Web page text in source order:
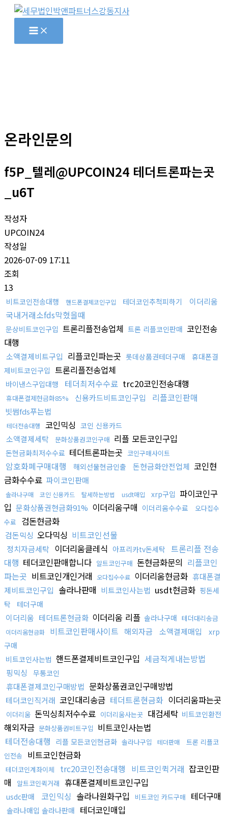
온라인문의
f5P_텔레@UPCOIN24 테더트론파는곳
_u6T
작성자
UPCOIN24
작성일
2026-07-09 17:11
조회
13
비트코인전송대행 핸드폰결제코인구입 테더코인추척피하기 이더리움
국내거래소fds막혔을때
문상비트코인구입 트론리플전송업체 트론 리플코인판매 코인전송
대행
소액결제비트구입 리플코인파는곳 롯데상품권테더구매
휴대폰결
제비트코인구입 트론리플전송업체
바이낸스구입대행 테더최저수수료 trc20코인전송대행
휴대폰결제현금화85% 신용카드비트코인구입 리플코인판매
빗썸fds푸는법
테더전송대행 코인믹싱 코인 신용카드
소액결제세탁 문화상품권코인구매 리플 모든코인구입
돈현금화최저수수료 테더트론파는곳 코인구매사이트
암호화폐구매대행 해외선물현금인출 돈현금화안전업체 코인현
금화수수료 파이코인판매
솔라나구매 코인 신용카드 탈세하는방법 usdt매입 xrp구입 파이코인구
입 문화상품권현금화91% 이더리움구매 이더리움수수료
오다집수
수료
검돈현금화
검돈믹싱 오다믹싱 비트코인선물
정치자금세탁 이더리움클레식 아프리카tv돈세탁
트론리플 전송
대행 테더코인판매합니다 알트코인구매 돈현금화문의 리플코인
파는곳 비트코인개인거래 오다집수수료 이더리움현금화 휴대폰결
제비트코인구입 솔라나판매 비트코인사는법 usdt현금화 핑돈세
탁
테더구매
이더리움 테더트론현금화 이더리움 리플 솔라나구매 테더대리송금
이더리움현금화 비트코인판매사이트 해외자금 소액결제매입
xrp
구매
비트코인사는법 핸드폰결제비트코인구입 세금적게내는방법
핑믹싱 무통코인
휴대폰결제코인구매방법 문화상품권코인구매방법
테더코인직거래 코인대리송금 테더트론현금화 이더리움파는곳
이더리움 돈믹싱최저수수료 이더리움사는곳 대검세탁 비트코인환전
해외자금 문화상품권비트구입 비트코인사는법
테더전송대행 리플 모든코인현금화 솔라나구입 테더판매
트론 리플코
인전송
비트코인현금화
테더코인계좌이체 trc20코인전송대행 비트코인퀵거래 잡코인판
매
알트코인퀵거래 휴대폰결제비트코인구입
usdc판매 코인믹싱 솔라나원화구입 비트코인 카드구매 테더구매
솔라나매입 솔라나판매 테더코인매입